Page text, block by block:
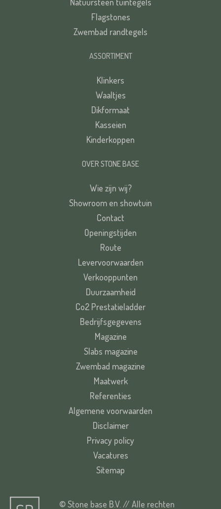
Flagstones
Zwembad randtegels
ASSORTIMENT
Klinkers
Waaltjes
Dikformaat
Kasseien
Kinderkoppen
OVER STONE BASE
Wie zijn wij?
Showroom en showtuin
Contact
Openingstijden
Route
Levervoorwaarden
Verkooppunten
Duurzaamheid
Co2 Prestatieladder
Bedrijfsgegevens
Magazine
Slabs magazine
Zwembad magazine
Maatwerk
Referenties
Algemene voorwaarden
Disclaimer
Privacy policy
Vacatures
Sitemap
© Stone base B.V. // Alle rechten